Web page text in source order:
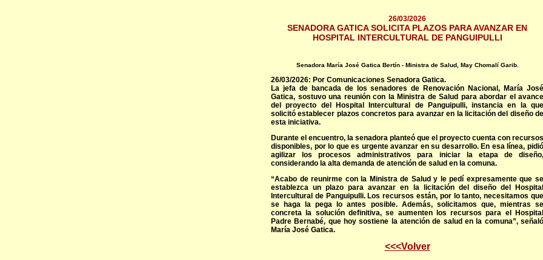
26/03/2026
SENADORA GATICA SOLICITA PLAZOS PARA AVANZAR EN
HOSPITAL INTERCULTURAL DE PANGUIPULLI
Senadora María José Gatica Bertín - Ministra de Salud, May Chomalí Garib.
26/03/2026: Por Comunicaciones Senadora Gatica.
La jefa de bancada de los senadores de Renovación Nacional, María José
Gatica, sostuvo una reunión con la Ministra de Salud para abordar el avance
del proyecto del Hospital Intercultural de Panguipulli, instancia en la que
solicitó establecer plazos concretos para avanzar en la licitación del diseño de
esta iniciativa.
Durante el encuentro, la senadora planteó que el proyecto cuenta con recursos
disponibles, por lo que es urgente avanzar en su desarrollo. En esa línea, pidió
agilizar los procesos administrativos para iniciar la etapa de diseño,
considerando la alta demanda de atención de salud en la comuna.
“Acabo de reunirme con la Ministra de Salud y le pedí expresamente que se
establezca un plazo para avanzar en la licitación del diseño del Hospital
Intercultural de Panguipulli. Los recursos están, por lo tanto, necesitamos que
se haga la pega lo antes posible. Además, solicitamos que, mientras se
concreta la solución definitiva, se aumenten los recursos para el Hospital
Padre Bernabé, que hoy sostiene la atención de salud en la comuna”, señaló
María José Gatica.
<<<Volver